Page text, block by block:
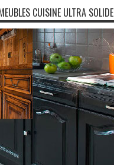
CUISINE ULTRA SOLIDE